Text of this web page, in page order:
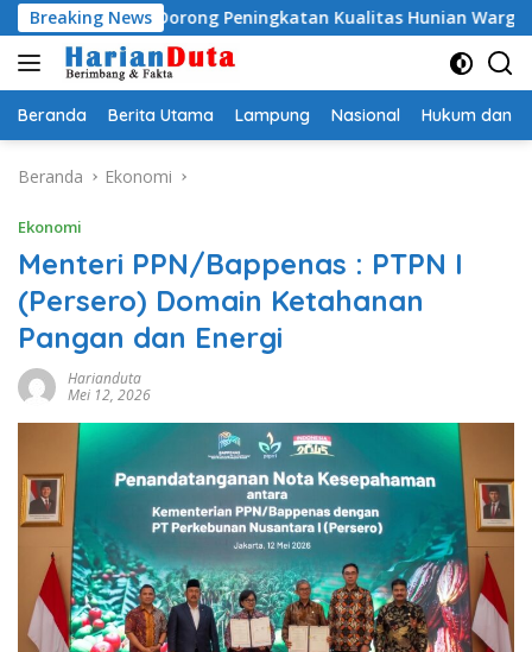
Langsung
ke
konten
Breaking News
Dorong Peningkatan Kualitas Hunian Warga dan Serap
Beranda Berita Utama Lampung Nasional Hukum dan
Beranda Ekonomi
Ekonomi
Menteri PPN/Bappenas : PTPN I
(Persero) Domain Ketahanan
Pangan dan Energi
Harianduta
Mei 12, 2026